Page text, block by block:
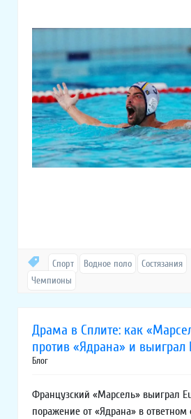
Спорт Водное поло
Состязания
Чемпионы
Драма в Сплите: как
против «Ядрана» и выиграл
Блог
Французский «Марсель» выиграл
поражение от «Ядрана» в